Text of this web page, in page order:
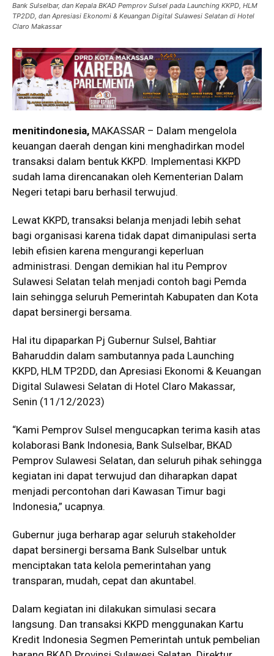
Bank Sulselbar, dan Kepala BKAD Pemprov Sulsel pada Launching KKPD, HLM
TP2DD, dan Apresiasi Ekonomi & Keuangan Digital Sulawesi Selatan di Hotel
Claro Makassar
menitindonesia, MAKASSAR – Dalam mengelola
keuangan daerah dengan kini menghadirkan model
transaksi dalam bentuk KKPD. Implementasi KKPD
sudah lama direncanakan oleh Kementerian Dalam
Negeri tetapi baru berhasil terwujud.
Lewat KKPD, transaksi belanja menjadi lebih sehat
bagi organisasi karena tidak dapat dimanipulasi serta
lebih efisien karena mengurangi keperluan
administrasi. Dengan demikian hal itu Pemprov
Sulawesi Selatan telah menjadi contoh bagi Pemda
lain sehingga seluruh Pemerintah Kabupaten dan Kota
dapat bersinergi bersama.
Hal itu dipaparkan Pj Gubernur Sulsel, Bahtiar
Baharuddin dalam sambutannya pada Launching
KKPD, HLM TP2DD, dan Apresiasi Ekonomi & Keuangan
Digital Sulawesi Selatan di Hotel Claro Makassar,
Senin (11/12/2023)
“Kami Pemprov Sulsel mengucapkan terima kasih atas
kolaborasi Bank Indonesia, Bank Sulselbar, BKAD
Pemprov Sulawesi Selatan, dan seluruh pihak sehingga
kegiatan ini dapat terwujud dan diharapkan dapat
menjadi percontohan dari Kawasan Timur bagi
Indonesia,” ucapnya.
Gubernur juga berharap agar seluruh stakeholder
dapat bersinergi bersama Bank Sulselbar untuk
menciptakan tata kelola pemerintahan yang
transparan, mudah, cepat dan akuntabel.
Dalam kegiatan ini dilakukan simulasi secara
langsung. Dan transaksi KKPD menggunakan Kartu
Kredit Indonesia Segmen Pemerintah untuk pembelian